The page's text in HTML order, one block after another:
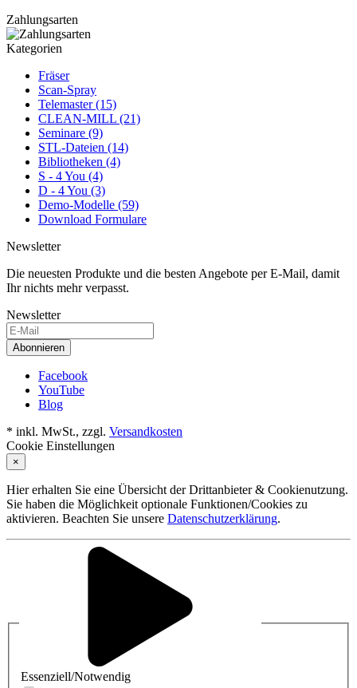
Zahlungsarten
Kategorien
Fräser
Scan-Spray
Telemaster (15)
CLEAN-MILL (21)
Seminare (9)
STL-Dateien (14)
Bibliotheken (4)
S - 4 You (4)
D - 4 You (3)
Demo-Modelle (59)
Download Formulare
Newsletter
Die neuesten Produkte und die besten Angebote per E-Mail, damit
Ihr nichts mehr verpasst.
Newsletter
Abonnieren
Facebook
YouTube
Blog
* inkl. MwSt., zzgl. Versandkosten
Cookie Einstellungen
×
Hier erhalten Sie eine Übersicht der Drittanbieter & Cookienutzung.
Sie haben die Möglichkeit optionale Funktionen/Cookies zu
aktivieren. Beachten Sie unsere Datenschutzerklärung.
Essenziell/Notwendig